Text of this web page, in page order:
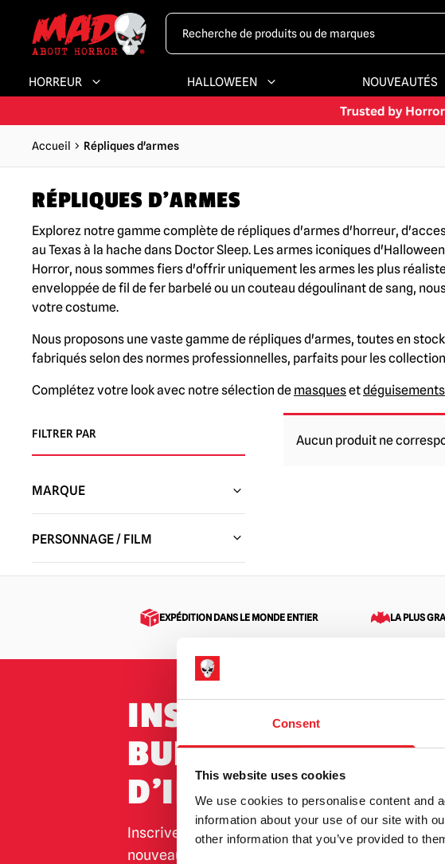
Consent
This website uses cookies
We use cookies to personalise content and
information about your use of our site with
other information that you’ve provided to
HORREUR HALLOWEEN NOUVEAUTÉS
Accueil Répliques d'armes
RÉPLIQUES D'ARMES
Explorez notre gamme complète de répliques d'armes d'horreur,
au Texas à la hache dans Doctor Sleep. Les armes iconiques
Horror, nous sommes fiers d'offrir uniquement les armes les plus
enveloppée de fil de fer barbelé ou un couteau dégoulinant de sang,
votre costume.
Nous proposons une vaste gamme de répliques d'armes, toutes en
fabriqués selon des normes professionnelles, parfaits pour les
Complétez votre look avec notre sélection de masquesetdéguisements
FILTRER PAR
MARQUE
PERSONNAGE / FILM
Fallout(1)
(3)
Masques et objets de collection
(5)
Massacre à la tronçonneuse /
Twisted Metal / Sweet Tooth
Aucun produit ne
EXPÉDITION DANS LE MONDE ENTIER LA PLUS
INSCRIPTION AU
BULLETIN
D'INFORMATION
Inscrivez-vous pour recevoir les dernières
nouveaux produits, les événements et plus encore.